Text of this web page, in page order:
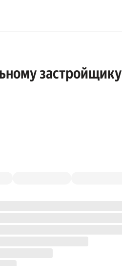
застройщику